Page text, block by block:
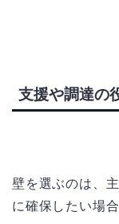
支援や調達の
壁を選ぶのは、
に確保したい場